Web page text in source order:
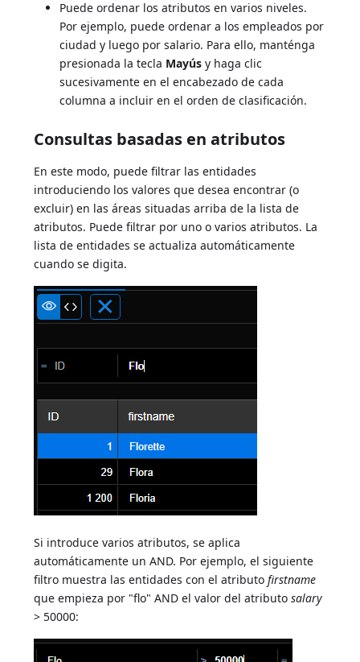
Puede ordenar los atributos en varios niveles.
Por ejemplo, puede ordenar a los empleados por
ciudad y luego por salario. Para ello, manténga
presionada la tecla Mayús y haga clic
sucesivamente en el encabezado de cada
columna a incluir en el orden de clasificación.
Consultas basadas en atributos
En este modo, puede filtrar las entidades
introduciendo los valores que desea encontrar (o
excluir) en las áreas situadas arriba de la lista de
atributos. Puede filtrar por uno o varios atributos. La
lista de entidades se actualiza automáticamente
cuando se digita.
Si introduce varios atributos, se aplica
automáticamente un AND. Por ejemplo, el siguiente
filtro muestra las entidades con el atributofirstname
que empieza por "flo" AND el valor del atributosalary
> 50000: